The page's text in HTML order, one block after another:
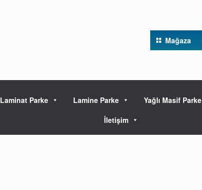
Mağaza
Laminat Parke Lamine Parke Yağlı Masif Parke
İletişim